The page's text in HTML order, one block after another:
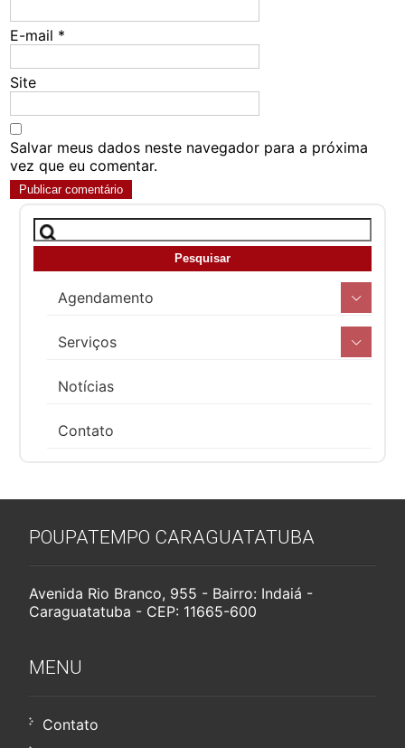
E-mail *
Site
Salvar meus dados neste navegador para a próxima
vez que eu comentar.
Agendamento
Serviços
Notícias
Contato
POUPATEMPO CARAGUATATUBA
Avenida Rio Branco, 955 - Bairro: Indaiá -
Caraguatatuba - CEP: 11665-600
MENU
Contato